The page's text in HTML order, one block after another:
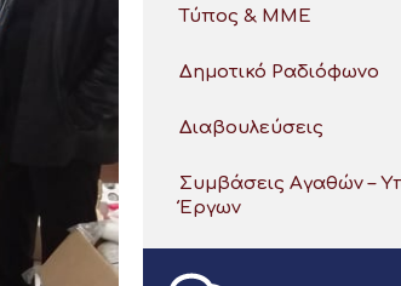
Τύπος & ΜΜΕ
Δημοτικό Ραδιόφωνο
Διαβουλεύσεις
Συμβάσεις Αγαθών –
Έργων